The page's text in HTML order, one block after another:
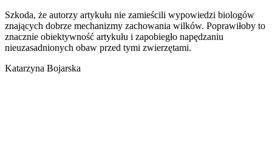
Szkoda, że autorzy artykułu nie zamieścili wypowiedzi biologów
znających dobrze mechanizmy zachowania wilków. Poprawiłoby to
znacznie obiektywność artykułu i zapobiegło napędzaniu
nieuzasadnionych obaw przed tymi zwierzętami.
Katarzyna Bojarska